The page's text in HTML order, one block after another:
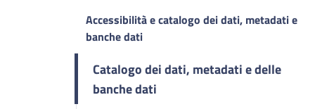
Accessibilità e catalogo dei dati, metadati e
banche dati
Catalogo dei dati, metadati e delle
banche dati